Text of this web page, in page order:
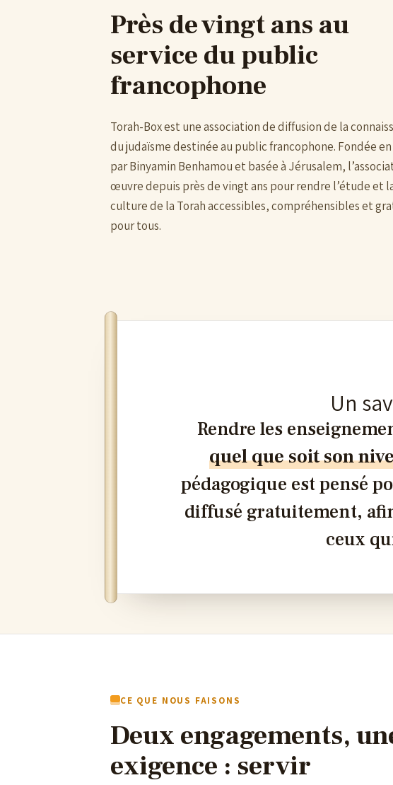
Près de vingt ans au
service du public
francophone
Torah-Box est une association de diffusion de la
du judaïsme destinée au public francophone. Fondée
par Binyamin Benhamou et basée à Jérusalem,
œuvre depuis près de vingt ans pour rendre l’étude et
culture de la Torah accessibles, compréhensibles et
pour tous.
Un
Rendre les
quel que soit son
pédagogique est pensé
diffusé gratuitement,
ceux
CE QUE NOUS FAISONS
Deux engagements,
exigence : servir